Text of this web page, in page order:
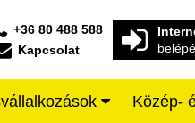
+36 80 488 588
Kapcsolat
Közép-